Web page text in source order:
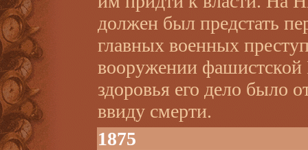
должен был предстать
главных военных
вооружении
здоровья его дело было
ввиду смерти.
1875